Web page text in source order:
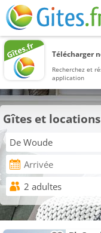
Télécharger
Recherchez et
application
Gîtes et